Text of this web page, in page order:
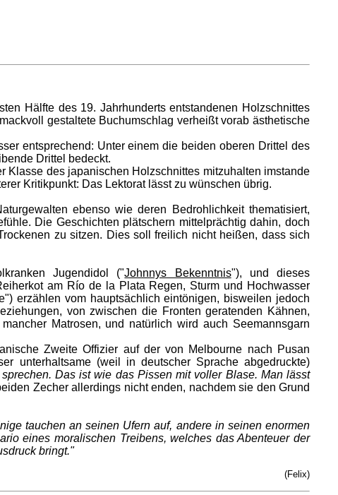
Hälfte des 19. Jahrhunderts entstandenen Holzschnittes
gestaltete Buchumschlag verheißt vorab ästhetische
entsprechend: Unter einem die beiden oberen Drittel des
Drittel bedeckt.
des japanischen Holzschnittes mitzuhalten imstande
Kritikpunkt: Das Lektorat lässt zu wünschen übrig.
ebenso wie deren Bedrohlichkeit thematisiert,
Die Geschichten plätschern mittelprächtig dahin, doch
zu sitzen. Dies soll freilich nicht heißen, dass sich
Jugendidol ("Johnnys Bekenntnis"), und dieses
am Río de la Plata Regen, Sturm und Hochwasser
erzählen vom hauptsächlich eintönigen, bisweilen jedoch
von zwischen die Fronten geratenden Kähnen,
Matrosen, und natürlich wird auch Seemannsgarn
Zweite Offizier auf der von Melbourne nach Pusan
unterhaltsame (weil in deutscher Sprache abgedruckte)
Das ist wie das Pissen mit voller Blase. Man lässt
Zecher allerdings nicht enden, nachdem sie den Grund
tauchen an seinen Ufern auf, andere in seinen enormen
eines moralischen Treibens, welches das Abenteuer der
bringt."
(Felix)